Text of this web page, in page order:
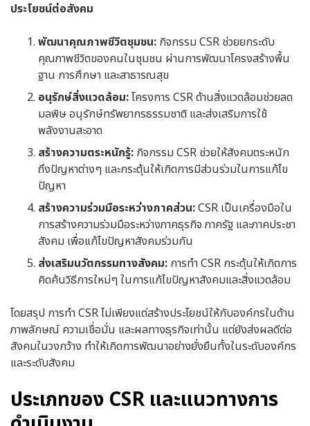
ประโยชน์ต่อสังคม
พัฒนาคุณภาพชีวิตชุมชน: กิจกรรม CSR ช่วยยกระดับ
คุณภาพชีวิตของคนในชุมชน ผ่านการพัฒนาโครงสร้างพื้น
ฐาน การศึกษา และสาธารณสุข
อนุรักษ์สิ่งแวดล้อม:โครงการ CSR ด้านสิ่งแวดล้อมช่วยลด
มลพิษ อนุรักษ์ทรัพยากรธรรมชาติ และส่งเสริมการใช้
พลังงานสะอาด
สร้างความตระหนักรู้: กิจกรรม CSR ช่วยให้สังคมตระหนัก
ถึงปัญหาต่างๆ และกระตุ้นให้เกิดการมีส่วนร่วมในการแก้ไข
ปัญหา
สร้างความร่วมมือระหว่างภาคส่วน:CSR เป็นเครื่องมือใน
การสร้างความร่วมมือระหว่างภาคธุรกิจ ภาครัฐ และภาคประชา
สังคม เพื่อแก้ไขปัญหาสังคมร่วมกัน
ส่งเสริมนวัตกรรมทางสังคม: การทำ CSR กระตุ้นให้เกิดการ
คิดค้นวิธีการใหม่ๆ ในการแก้ไขปัญหาสังคมและสิ่งแวดล้อม
โดยสรุป การทำ CSR ไม่เพียงแต่สร้างประโยชน์ให้กับองค์กรในด้าน
ภาพลักษณ์ ความเชื่อมั่น และผลทางธุรกิจเท่านั้น แต่ยังส่งผลดีต่อ
สังคมในวงกว้าง ทำให้เกิดการพัฒนาอย่างยั่งยืนทั้งในระดับองค์กร
และระดับสังคม
ประเภทของ CSR และแนวทางการ